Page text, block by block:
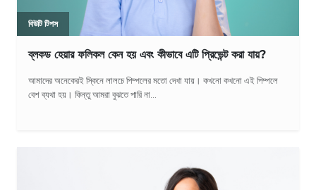
বিউটি টিপস
ব্লকড হেয়ার ফলিকল কেন হয় এবং কীভাবে এটি প্রিভেন্ট করা যায়?
আমাদের অনেকেরই স্কিনে লালচে পিম্পলের মতো দেখা যায়। কখনো কখনো এই পিম্পলে
বেশ ব্যথা হয়। কিন্তু আমরা বুঝতে পারি না...